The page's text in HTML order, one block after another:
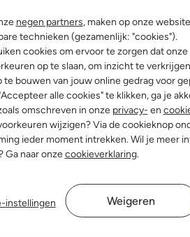
negen partners, maken op onze
technieken (gezamenlijk: "cookies").
cookies om ervoor te zorgen dat
op te slaan, om inzicht te
te bouwen van jouw online gedrag voor
alle cookies" te klikken, ga je
omschreven in onze privacy- en
wijzigen? Via de cookieknop
ieder moment intrekken. Wil je meer
Ga naar onzecookieverklaring.
instellingen Weigeren